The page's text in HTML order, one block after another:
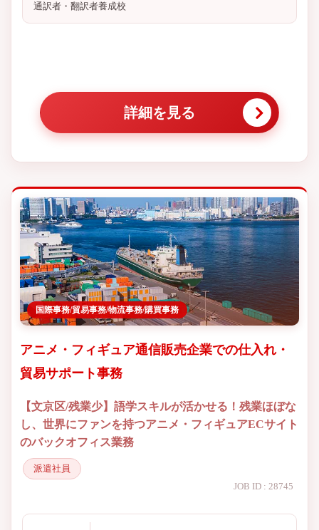
通訳者・翻訳者養成校
詳細を見る
国際事務/貿易事務/物流事務/購買事務
アニメ・フィギュア通信販売企業での仕入れ・
貿易サポート事務
【文京区/残業少】語学スキルが活かせる！残業ほぼな
し、世界にファンを持つアニメ・フィギュアECサイト
のバックオフィス業務
派遣社員
JOB ID : 28745